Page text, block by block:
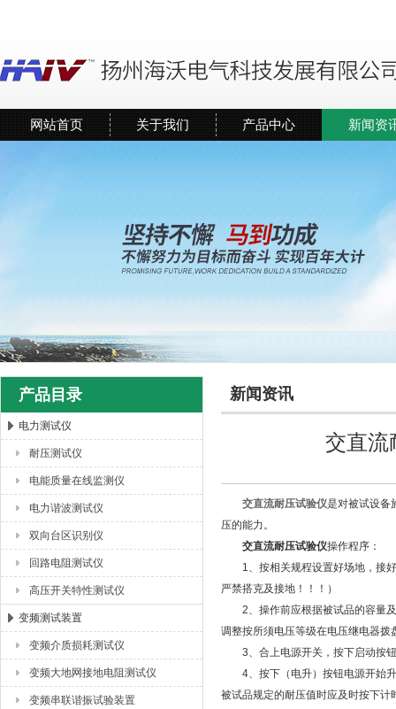
扬州海沃电气科技发展有限公司
网站首页 关于我们 产品中心 新闻资
产品目录
电力测试仪
耐压测试仪
电能质量在线监测仪
电力谐波测试仪
双向台区识别仪
回路电阻测试仪
高压开关特性测试仪
变频测试装置
变频介质损耗测试仪
变频大地网接地电阻测试仪
变频串联谐振试验装置
新闻资讯
交直流
交直流耐压试验仪是对被试设备
压的能力。
交直流耐压试验仪操作程序：
1、按相关规程设置好场地，接好
严禁搭克及接地！！！）
2、操作前应根据被试品的容量及
调整按所须电压等级在电压继电器
3、合上电源开关，按下启动按钮
4、按下（电升）按钮电源开始升
被试品规定的耐压值时应及时按下